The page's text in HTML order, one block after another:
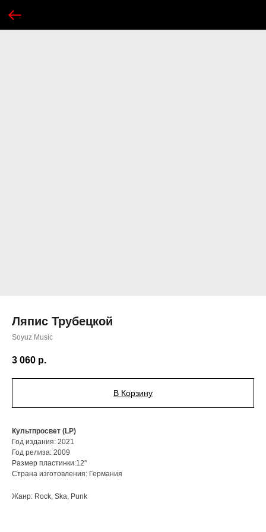
Ляпис Трубецкой
Soyuz Music
3 060 р.
В Корзину
Культпросвет (LP)
Год издания: 2021
Год релиза: 2009
Размер пластинки:12"
Страна изготовления: Германия
Жанр: Rock, Ska, Punk